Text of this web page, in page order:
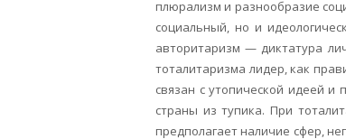
плюрализм и разнообразие
социальный, но и
авторитаризм — диктатура
тоталитаризма лидер, как
связан с утопической идеей
страны из тупика. При
предполагает наличие сфер,